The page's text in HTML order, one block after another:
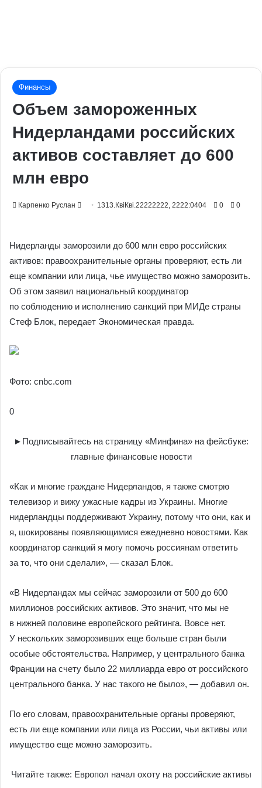
Финансы
Объем замороженных
Нидерландами российских
активов составляет до 600
млн евро
Карпенко Руслан
Send 1313.КвіКві.22222222, 2222:0404 0 0
Нидерланды заморозили до 600 млн евро российских
активов: правоохранительные органы проверяют, есть ли
еще компании или лица, чье имущество можно заморозить.
Об этом заявил национальный координатор
по соблюдению и исполнению санкций при МИДе страны
Стеф Блок, передает Экономическая правда.
Фото: cnbc.com
0
►Подписывайтесь на страницу «Минфина» на фейсбуке:
главные финансовые новости
«Как и многие граждане Нидерландов, я также смотрю
телевизор и вижу ужасные кадры из Украины. Многие
нидерландцы поддерживают Украину, потому что они, как и
я, шокированы появляющимися ежедневно новостями. Как
координатор санкций я могу помочь россиянам ответить
за то, что они сделали», — сказал Блок.
«В Нидерландах мы сейчас заморозили от 500 до 600
миллионов российских активов. Это значит, что мы не
в нижней половине европейского рейтинга. Вовсе нет.
У нескольких заморозивших еще больше стран были
особые обстоятельства. Например, у центрального банка
Франции на счету было 22 миллиарда евро от российского
центрального банка. У нас такого не было», — добавил он.
По его словам, правоохранительные органы проверяют,
есть ли еще компании или лица из России, чьи активы или
имущество еще можно заморозить.
Читайте также: Европол начал охоту на российские активы